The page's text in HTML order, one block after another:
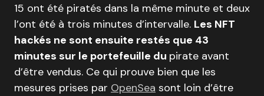
15 ont été piratés dans la même minute et deux
l’ont été à trois minutes d’intervalle. Les NFT
hackés ne sont ensuite restés que 43
minutes sur le portefeuille du pirate avant
d’être vendus. Ce qui prouve bien que les
mesures prises par OpenSea sont loin d’être